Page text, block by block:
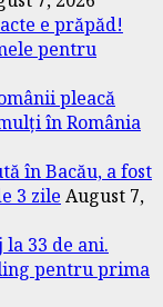
e prăpăd!
pentru
pleacă
în România
în Bacău, a fost
3 zile August 7,
33 de ani.
pentru prima